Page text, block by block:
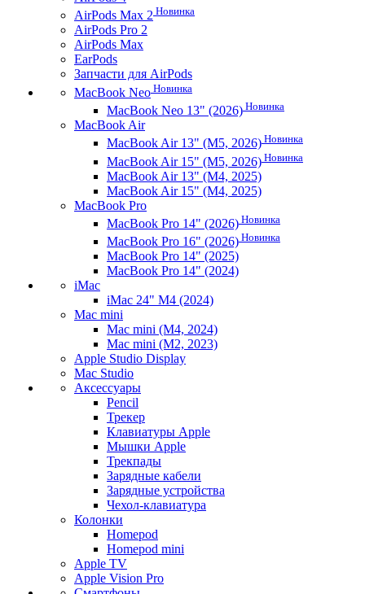
AirPods Max 2 Новинка
AirPods Pro 2
AirPods Max
EarPods
Запчасти для AirPods
MacBook Neo Новинка
MacBook Neo 13" (2026) Новинка
MacBook Air
MacBook Air 13" (M5, 2026) Новинка
MacBook Air 15" (M5, 2026) Новинка
MacBook Air 13" (M4, 2025)
MacBook Air 15" (M4, 2025)
MacBook Pro
MacBook Pro 14" (2026) Новинка
MacBook Pro 16" (2026) Новинка
MacBook Pro 14" (2025)
MacBook Pro 14" (2024)
iMac
iMac 24" M4 (2024)
Mac mini
Mac mini (M4, 2024)
Mac mini (M2, 2023)
Apple Studio Display
Mac Studio
Аксессуары
Pencil
Трекер
Клавиатуры Apple
Мышки Apple
Трекпады
Зарядные кабели
Зарядные устройства
Чехол-клавиатура
Колонки
Homepod
Homepod mini
Apple TV
Apple Vision Pro